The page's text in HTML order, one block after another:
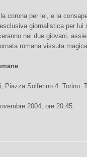
corona per lei, e la
giornalistica per lui
nei due giovani,
romana vissuta
Piazza Solferino 4. Torino.
2004, ore 20.45.